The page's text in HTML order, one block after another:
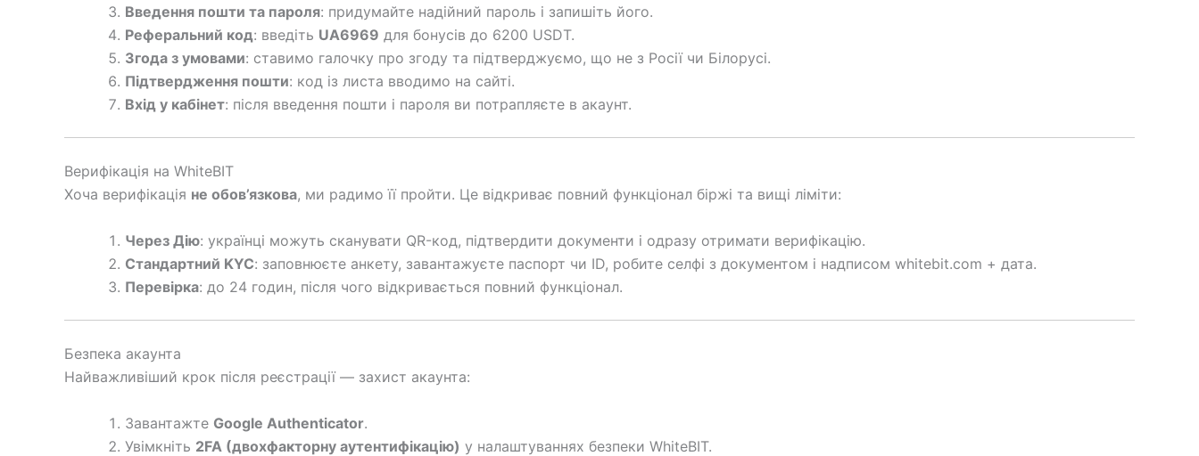
Введення пошти та пароля: придумайте надійний пароль і запишіть його.
Реферальний код: введіть UA6969 для бонусів до 6200 USDT.
Згода з умовами: ставимо галочку про згоду та підтверджуємо, що не з Росії чи Білорусі.
Підтвердження пошти: код із листа вводимо на сайті.
Вхід у кабінет: після введення пошти і пароля ви потрапляєте в акаунт.
Верифікація на WhiteBIT
Хоча верифікація не обов’язкова, ми радимо її пройти. Це відкриває повний функціонал біржі та вищі ліміти:
Через Дію: українці можуть сканувати QR-код, підтвердити документи і одразу отримати верифікацію.
Стандартний KYC: заповнюєте анкету, завантажуєте паспорт чи ID, робите селфі з документом і надписом whitebit.com + дата.
Перевірка: до 24 годин, після чого відкривається повний функціонал.
Безпека акаунта
Найважливіший крок після реєстрації — захист акаунта:
Завантажте Google Authenticator.
Увімкніть 2FA (двохфакторну аутентифікацію) у налаштуваннях безпеки WhiteBIT.